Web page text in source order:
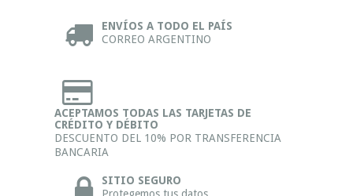
ENVÍOS A TODO EL PAÍS
CORREO ARGENTINO
ACEPTAMOS TODAS LAS TARJETAS DE
CRÉDITO Y DÉBITO
DESCUENTO DEL 10% POR TRANSFERENCIA
BANCARIA
SITIO SEGURO